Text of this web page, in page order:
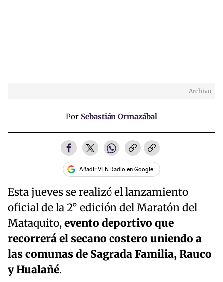
Archivo
Por Sebastián Ormazábal
Añadir VLN Radio en Google
Esta jueves se realizó el lanzamiento
oficial de la 2° edición del Maratón del
Mataquito,evento deportivo que
recorrerá el secano costero uniendo a
las comunas de Sagrada Familia, Rauco
y Hualañé.